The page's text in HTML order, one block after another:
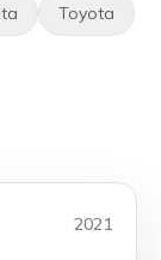
Toyota
2021